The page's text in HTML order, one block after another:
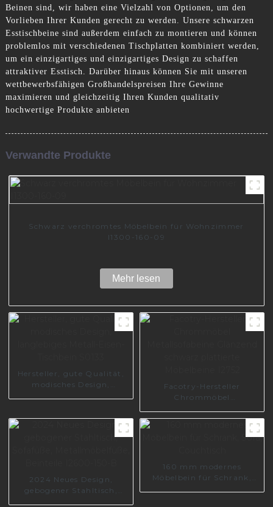
Beinen sind, wir haben eine Vielzahl von Optionen, um den
Vorlieben Ihrer Kunden gerecht zu werden. Unsere schwarzen
Esstischbeine sind außerdem einfach zu montieren und können
problemlos mit verschiedenen Tischplatten kombiniert werden,
um ein einzigartiges und einzigartiges Design zu schaffen
attraktiver Esstisch. Darüber hinaus können Sie mit unseren
wettbewerbsfähigen Großhandelspreisen Ihre Gewinne
maximieren und gleichzeitig Ihren Kunden qualitativ
hochwertige Produkte anbieten
Verwandte Produkte
Schwarz verchromtes Möbelbein für Wohnzimmer
I1300-160-09
Mehr lesen
Hersteller, gute Qualität,
modisches Design,
Facotry-Hersteller
Chrommöbel
schwarz plattierte
2024 Neues Design,
gebogener Stahltisch,
160 mm modernes
Möbelbein für Schrank,